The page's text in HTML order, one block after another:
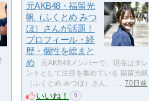
元AKB48・福留光
帆（ふくとめ みつ
ほ）さんが話題！
プロフィール・経
歴・個性を総まと
め
元AKB48メンバーで、現在はタレ
ントとして注目を集めている 福留光帆
（ふくとめ みつほ）さん。 …
70日前
いいね！ 0